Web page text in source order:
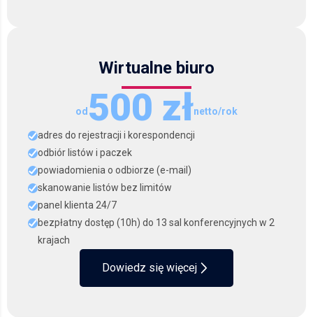
Wirtualne biuro
od500 złnetto/rok
adres do rejestracji i korespondencji
odbiór listów i paczek
powiadomienia o odbiorze (e-mail)
skanowanie listów bez limitów
panel klienta 24/7
bezpłatny dostęp (10h) do 13 sal konferencyjnych w 2
krajach
Dowiedz się więcej